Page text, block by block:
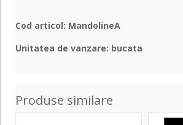
Cod articol: MandolineA
Unitatea de vanzare: bucata
Produse similare
Custom